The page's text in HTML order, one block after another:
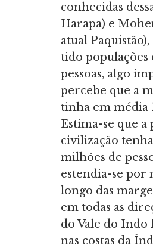
conhecidas
Harapa) e
atual
tido populações
pessoas, algo
percebe que a
tinha em média
Estima-se que a
civilização
milhões de
estendia-se por
longo das
em todas as
do Vale do
nas costas da